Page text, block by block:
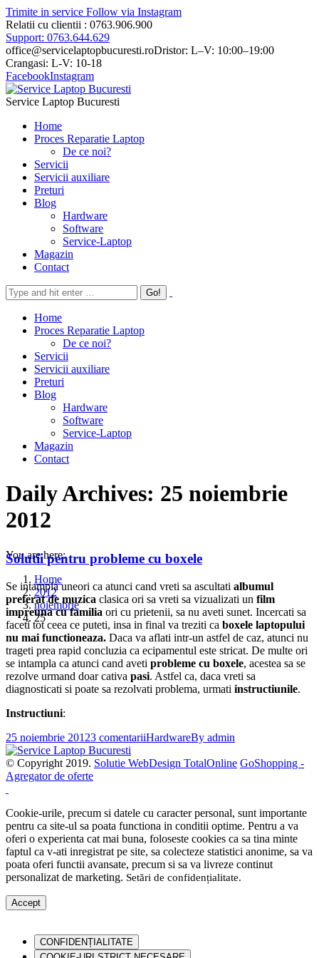
Trimite in service Follow via Instagram
Relatii cu clientii : 0763.906.900
Support: 0763.644.629
office@servicelaptopbucuresti.roDristor: L–V: 10:00–19:00
Crangasi: L-V: 10-18
FacebookInstagram
Service Laptop Bucuresti
Home
Proces Reparatie Laptop
De ce noi?
Servicii
Servicii auxiliare
Preturi
Blog
Hardware
Software
Service-Laptop
Magazin
Contact
Home
Proces Reparatie Laptop
De ce noi?
Servicii
Servicii auxiliare
Preturi
Blog
Hardware
Software
Service-Laptop
Magazin
Contact
Daily Archives: 25 noiembrie
2012
You are here:
Home
2012
noiembrie
25
Solutii pentru probleme cu boxele
Se intampla uneori ca atunci cand vreti sa ascultati albumul
preferat de muzica clasica ori sa vreti sa vizualizati un film
impreuna cu familia ori cu prietenii, sa nu aveti sunet. Incercati sa
faceti tot ceea ce puteti, insa in final va treziti ca boxele laptopului
nu mai functioneaza. Daca va aflati intr-un astfel de caz, atunci nu
trageti prea rapid concluzia ca ecipamentul este stricat. De multe ori
se intampla ca atunci cand aveti probleme cu boxele, acestea sa se
rezolve urmand doar cativa pasi. Astfel ca, daca vreti sa
diagnosticati si poate sa rezolvati problema, urmati instructiunile.
Instructiuni:
25 noiembrie 20123 comentariiHardwareBy admin
© Copyright 2019. Solutie WebDesign TotalOnline GoShopping -
Agregator de oferte
Cookie-urile, precum si datele cu caracter personal, sunt importante
pentru ca site-ul sa poata functiona in conditii optime. Pentru a va
oferi o experienta cat mai buna, foloseste cookies ca sa tina minte
faptul ca v-ati inregistrat pe site, sa colecteze statistici anonime, sa va
poata oferi functii avansate, precum si sa va livreze continut
personalizat de marketing. Setări de confidențialitate.
Accept
CONFIDENȚIALITATE